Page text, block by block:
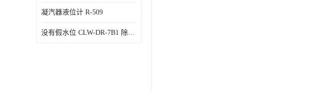
凝汽器液位计 R-509
没有假水位 CLW-DR-7B1 除氧器水位测量